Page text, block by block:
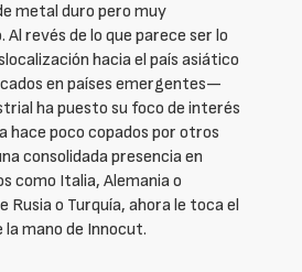
metal duro pero muy
revés de lo que parece ser lo
hacia el país asiático
en países emergentes—
ha puesto su foco de interés
hace poco copados por otros
consolidada presencia en
como Italia, Alemania o
Rusia o Turquía, ahora le toca el
la mano de Innocut.